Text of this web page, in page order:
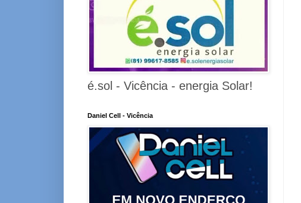
é.sol - Vicência - energia Solar!
Daniel Cell - Vicência